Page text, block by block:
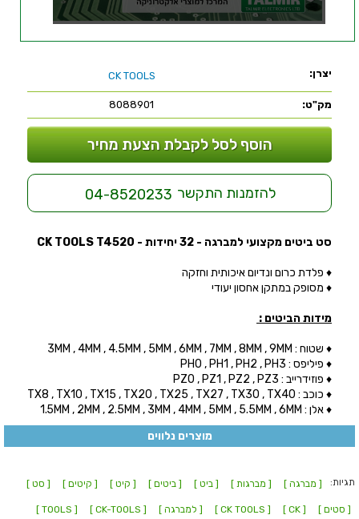
יצרן: CK TOOLS
מק"ט: 8088901
הוסף לסל לקבלת הצעת מחיר
להזמנות התקשר 04-8520233
סט ביטים מקצועי למברגה - 32 יחידות - CK TOOLS T4520
♦ פלדת כרום ונדיום איכותית וחזקה
♦ מסופק במתקן אחסון יעודי
מידות הביטים :
♦ שטוח : 3MM , 4MM , 4.5MM , 5MM , 6MM , 7MM , 8MM , 9MM
♦ פיליפס : PH0 , PH1 , PH2 , PH3
♦ פוזידרייב : PZ0 , PZ1 , PZ2 , PZ3
♦ כוכב : TX8 , TX10 , TX15 , TX20 , TX25 , TX27 , TX30 , TX40
♦ אלן : 1.5MM , 2MM , 2.5MM , 3MM , 4MM , 5MM , 5.5MM , 6MM
מוצרים נלווים
תגיות: [ מברגה ] [ מברגות ] [ ביט ] [ ביטים ] [ קיט ] [ קיטים ] [ סט ]
[ סטים ] [ CK ]
[ CK TOOLS ] [ למברגה ] [ CK-TOOLS ]
[ TOOLS ]